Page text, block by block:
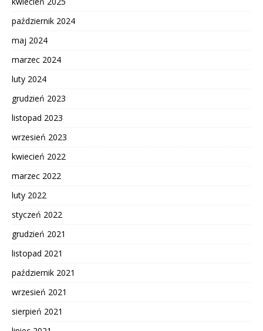
październik 2024
maj 2024
marzec 2024
luty 2024
grudzień 2023
listopad 2023
wrzesień 2023
kwiecień 2022
marzec 2022
luty 2022
styczeń 2022
grudzień 2021
listopad 2021
październik 2021
wrzesień 2021
sierpień 2021